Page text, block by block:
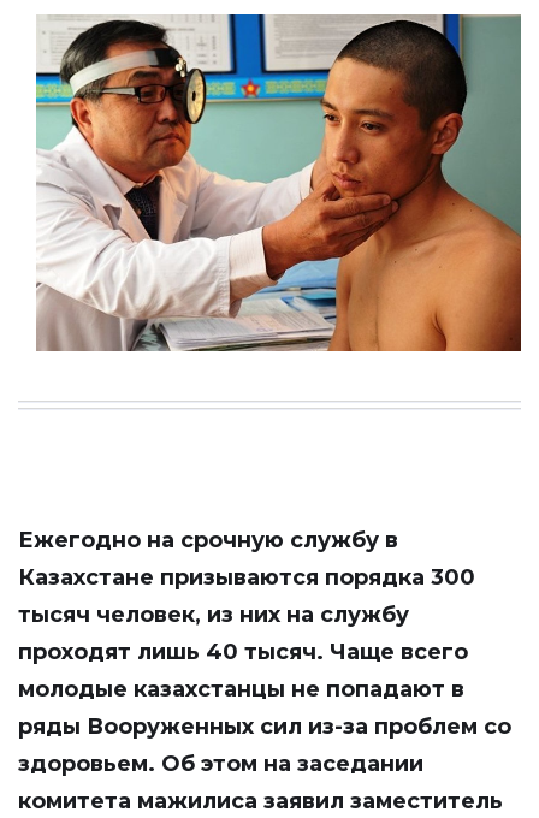
Ежегодно на срочную службу в
Казахстане призываются порядка 300
тысяч человек, из них на службу
проходят лишь 40 тысяч. Чаще всего
молодые казахстанцы не попадают в
ряды Вооруженных сил из-за проблем со
здоровьем. Об этом на заседании
комитета мажилиса заявил заместитель